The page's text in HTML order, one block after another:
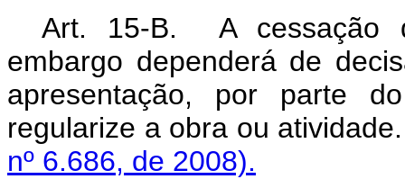
Art. 15-B.A cessação
embargo dependerá de
apresentação, por parte
regularize a obra
nº 6.686, de 2008).